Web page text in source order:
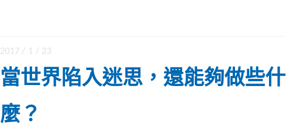
2017 / 1 / 23
當世界陷入迷思，還能夠做些什
麼？